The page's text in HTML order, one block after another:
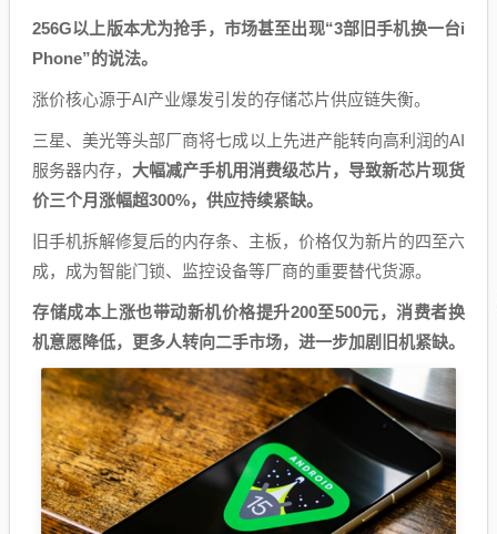
256G以上版本尤为抢手，市场甚至出现“3部旧手机换一台i
Phone”的说法。
涨价核心源于AI产业爆发引发的存储芯片供应链失衡。
三星、美光等头部厂商将七成以上先进产能转向高利润的AI
服务器内存， 大幅减产手机用消费级芯片，导致新芯片现货
价三个月涨幅超300%，供应持续紧缺。
旧手机拆解修复后的内存条、主板，价格仅为新片的四至六
成，成为智能门锁、监控设备等厂商的重要替代货源。
存储成本上涨也带动新机价格提升200至500元，消费者换
机意愿降低，更多人转向二手市场，进一步加剧旧机紧缺。